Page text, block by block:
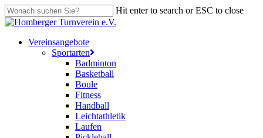
Skip
to
content
Hit enter to search or ESC to close
Close
search
Menu
Vereinsangebote
Sportarten
Badminton
Basketball
Boule
Fitness
Handball
Leichtathletik
Laufen